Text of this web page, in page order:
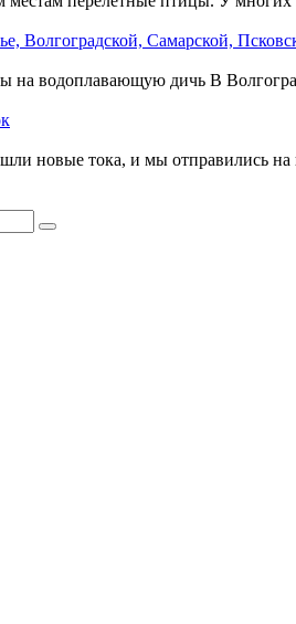
Волгоградской, Самарской,
на водоплавающую дичь В
новые тока, и мы отправились